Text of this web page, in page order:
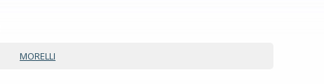
MORELLI